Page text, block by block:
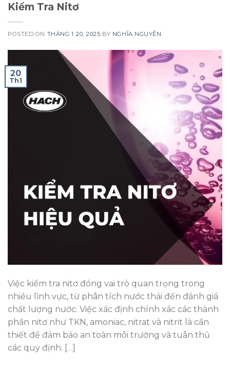
Kiểm Tra Nitơ
POSTED ON THÁNG 1 20, 2025 BY NGHĨA NGUYỄN
20
Th1
Việc kiểm tra nitơ đóng vai trò quan trọng trong
nhiều lĩnh vực, từ phân tích nước thải đến đánh giá
chất lượng nước. Việc xác định chính xác các thành
phần nitơ như TKN, amoniac, nitrat và nitrit là cần
thiết để đảm bảo an toàn môi trường và tuân thủ
các quy định. […]